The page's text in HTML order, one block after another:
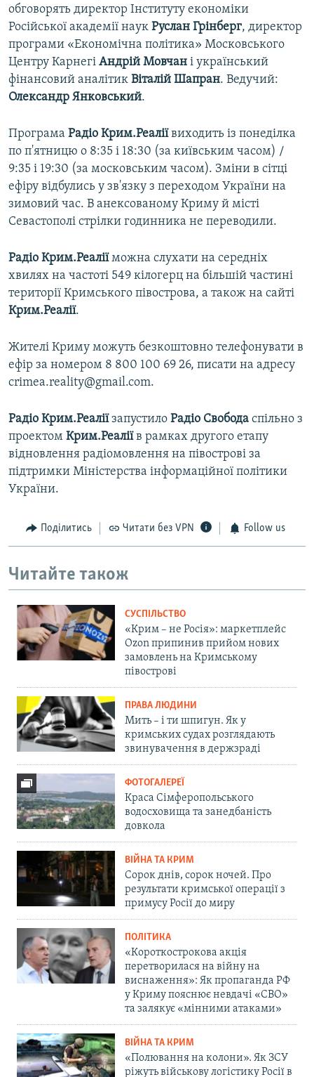
обговорять директор Інституту економіки
Російської академії наук Руслан Грінберг, директор
програми «Економічна політика» Московського
Центру Карнегі Андрій Мовчан і український
фінансовий аналітик Віталій Шапран. Ведучий:
Олександр Янковський.
Програма Радіо Крим.Реаліївиходить із понеділка
по п'ятницю о 8:35 і 18:30 (за київським часом) /
9:35 і 19:30 (за московським часом). Зміни в сітці
ефіру відбулись у зв'язку з переходом України на
зимовий час. В анексованому Криму й місті
Севастополі стрілки годинника не переводили.
Радіо Крим.Реаліїможна слухати на середніх
хвилях на частоті 549 кілогерц на більшій частині
території Кримського півострова, а також на сайті
Крим.Реалії.
Жителі Криму можуть безкоштовно телефонувати в
ефір за номером 8 800 100 69 26, писати на адресу
crimea.reality@gmail.com.
Радіо Крим.Реаліїзапустило Радіо Свобода спільно з
проектом Крим.Реаліїв рамках другого етапу
відновлення радіомовлення на півострові за
підтримки Міністерства інформаційної політики
України.
Поділитись Читати без VPN Follow us
Читайте також
СУСПІЛЬСТВО
«Крим – не Росія»: маркетплейс
Ozon припинив прийом нових
замовлень на Кримському
півострові
ПРАВА ЛЮДИНИ
Мить – і ти шпигун. Як у
кримських судах розглядають
звинувачення в держзраді
ФОТОГАЛЕРЕЇ
Краса Сімферопольського
водосховища та занедбаність
довкола
ВІЙНА ТА КРИМ
Сорок днів, сорок ночей. Про
результати кримської операції з
примусу Росії до миру
ПОЛІТИКА
«Короткострокова акція
перетворилася на війну на
виснаження»: Як пропаганда РФ
у Криму пояснює невдачі «СВО»
та залякує «мінними атаками»
ВІЙНА ТА КРИМ
«Полювання на колони». Як ЗСУ
ріжуть військову логістику Росії в